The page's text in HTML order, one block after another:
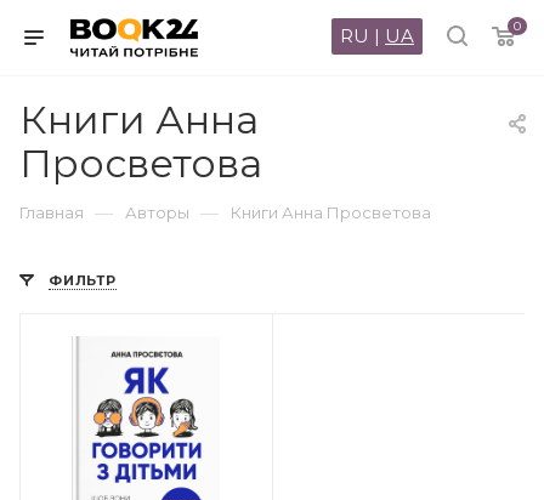
0
RU | UA
Книги Анна
Просветова
Главная — Авторы — Книги Анна Просветова
ФИЛЬТР